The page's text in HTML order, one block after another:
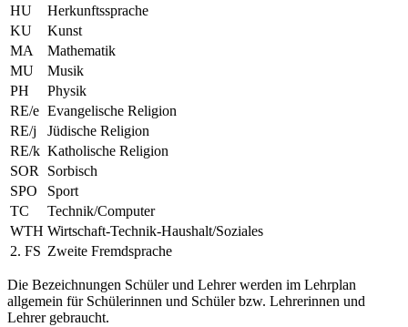
HU
Herkunftssprache
KU
Kunst
MA
Mathematik
MU
Musik
PH
Physik
RE/e Evangelische Religion
RE/j
Jüdische Religion
RE/k Katholische Religion
SOR
Sorbisch
SPO
Sport
TC
Technik/Computer
WTH Wirtschaft-Technik-Haushalt/Soziales
2. FS Zweite Fremdsprache
Die Bezeichnungen Schüler und Lehrer werden im Lehrplan
allgemein für Schülerinnen und Schüler bzw. Lehrerinnen und
Lehrer gebraucht.